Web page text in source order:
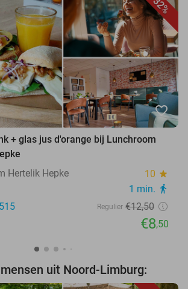
32%
favorite_border
+ glas jus d'orange bij Lunchroom
Hertelik Hepke
10 star
1 min. directions_walk
Regulier €12,50
€8,50
uit Noord-Limburg: